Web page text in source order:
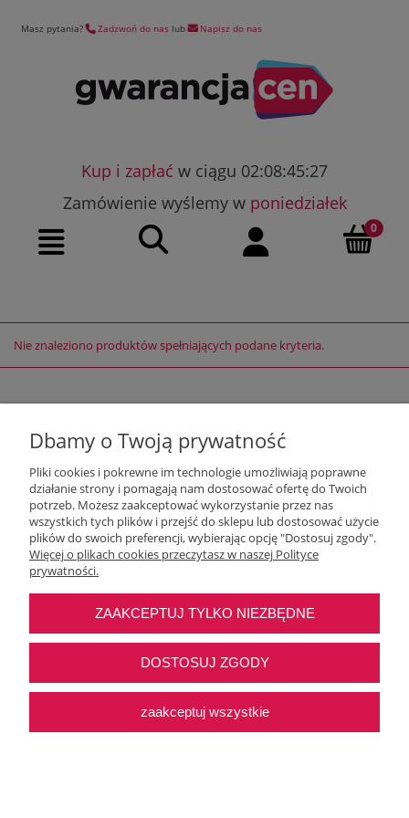
Masz pytania? Zadzwoń do nas lub Napisz do nas
Kup i zapłać w ciągu 02:08:45:27
Zamówienie wyślemy w poniedziałek
Nie znaleziono produktów spełniających podane kryteria.
Moje konto
Najczęstsze pytania
Pomoc
Dbamy o Twoją prywatność
Pliki cookies i pokrewne im technologie umożliwiają poprawne
działanie strony i pomagają nam dostosować ofertę do Twoich
potrzeb. Możesz zaakceptować wykorzystanie przez nas
wszystkich tych plików i przejść do sklepu lub dostosować użycie
plików do swoich preferencji, wybierając opcję "Dostosuj zgody".
Więcej o plikach cookies przeczytasz w naszej Polityce
prywatności.
ZAAKCEPTUJ TYLKO NIEZBĘDNE
DOSTOSUJ ZGODY
zaakceptuj wszystkie